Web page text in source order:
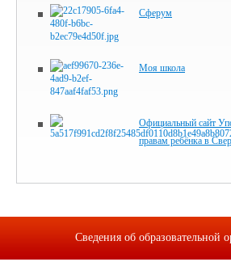
Сферум
Моя школа
Официальный сайт
правам ребёнка в
Сведения об образовательной